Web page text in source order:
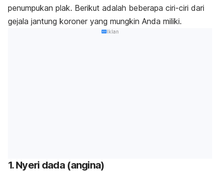
penumpukan plak. Berikut adalah beberapa ciri-ciri dari
gejala jantung koroner yang mungkin Anda miliki.
Iklan
1. Nyeri dada (angina)